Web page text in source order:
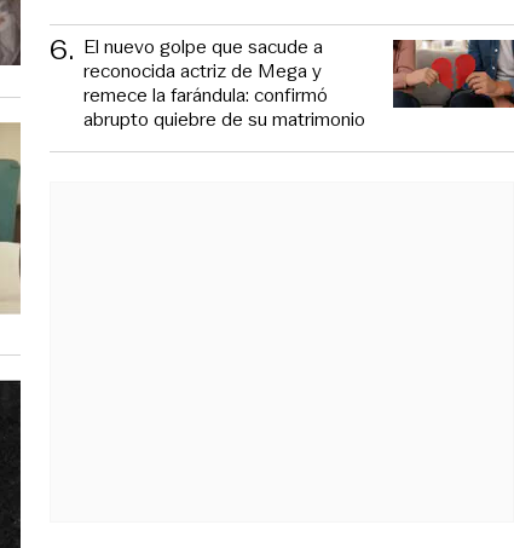
6. El nuevo golpe que sacude a
reconocida actriz de Mega y
remece la farándula: confirmó
abrupto quiebre de su matrimonio